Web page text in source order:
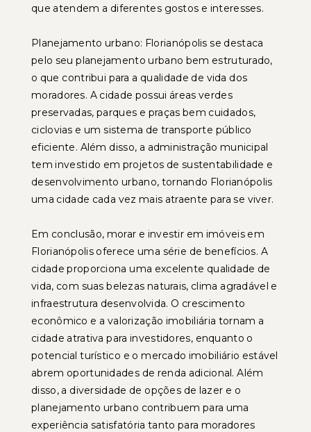
que atendem a diferentes gostos e interesses.
Planejamento urbano: Florianópolis se destaca
pelo seu planejamento urbano bem estruturado,
o que contribui para a qualidade de vida dos
moradores. A cidade possui áreas verdes
preservadas, parques e praças bem cuidados,
ciclovias e um sistema de transporte público
eficiente. Além disso, a administração municipal
tem investido em projetos de sustentabilidade e
desenvolvimento urbano, tornando Florianópolis
uma cidade cada vez mais atraente para se viver.
Em conclusão, morar e investir em imóveis em
Florianópolis oferece uma série de benefícios. A
cidade proporciona uma excelente qualidade de
vida, com suas belezas naturais, clima agradável e
infraestrutura desenvolvida. O crescimento
econômico e a valorização imobiliária tornam a
cidade atrativa para investidores, enquanto o
potencial turístico e o mercado imobiliário estável
abrem oportunidades de renda adicional. Além
disso, a diversidade de opções de lazer e o
planejamento urbano contribuem para uma
experiência satisfatória tanto para moradores